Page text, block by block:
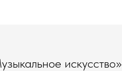
искусство»